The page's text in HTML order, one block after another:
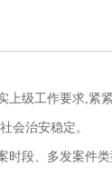
级工作要求,紧
会治安稳定。
时段、多发案件